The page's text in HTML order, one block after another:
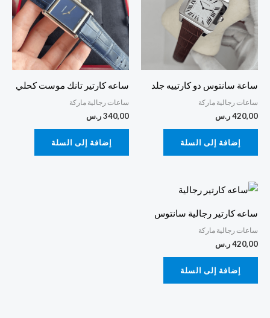
ساعة سانتوس دو كارتييه جلد
ساعات رجالية ماركة
420,00ر.س
إضافة إلى السلة
ساعه كارتير تانك موست كحلي
ساعات رجالية ماركة
340,00ر.س
إضافة إلى السلة
ساعه كارتير رجالية سانتوس
ساعات رجالية ماركة
420,00ر.س
إضافة إلى السلة